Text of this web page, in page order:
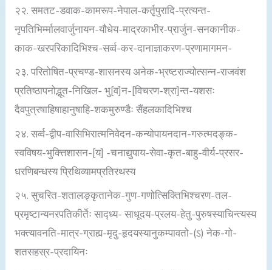
२२. समतट-डवाक-कामरूप-नेपाल-कर्तृपुरादि-प्रत्यन्त-
नृपतिभिर्म्मालवार्जुनायन-यौधेय-माद्रकाभीर-प्रार्जुन-सनकानीक-
काक-खरपरिकादिभिश्च-सर्व्व-कर-दानाज्ञाकरण-प्रणामागमन-
२३. परितोषित-प्रचण्ड-शासनस्य अनेक-भ्रष्टराज्योत्सन्न-राजवंश
प्रतिष्ठापनोद्भूत-निखिल- भु[व]न-[विचरण-श्रा]न्त-यशसः
दैवपुत्रषाहिषाहानुषाहि-शकमुरुण्डैः सैंहलकादिभिश्च
२४. सर्व्व-द्वीप-वासिभिरात्मनिवेदन-कन्योपायनदान-गरुत्मदङ्क-
स्वविषय-भुक्त्तिशासन-[य] -चनाद्युपाय-सेवा-कृत-बाहु-वीर्य-प्रसर-
धरणिबन्धस्य प्रिथिव्यामप्रतिरथस्य
२५. सुचरित-शतालङ्कृतानेक-गुण-गणोत्सिक्तिभिश्चरण-तल-
प्रमृष्टान्यनरपतिकीर्तेः साद्ध्य- साधूदय-प्रलय-हेतु-पुरुषस्याचिन्त्यस्य
भक्त्यावनति-मात्र-ग्राह्य-मृदु-हृदयस्यानुकम्पावतो-(ऽ) नेक-गो-
शतसहस्र-प्रदायिनः